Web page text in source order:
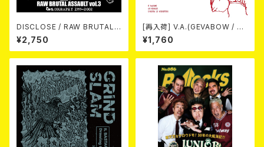
DISCLOSE / RAW BRUTAL
ASSAULT Vol.3 : DISCOGR
APHY 1999-2002 (2xCD)
¥2,750
[再入荷] V.A.(GEVABOW / D
USTPAN / EL NUDO / MARV
ELOUS / 高倉健 / Horse & D
eer) / NEW FAST SPEED PU
¥1,760